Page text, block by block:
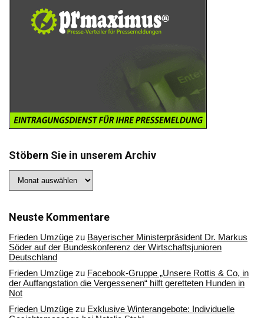
Stöbern Sie in unserem Archiv
Sie
Archiv
Neuste Kommentare
Frieden Umzüge zu Bayerischer Ministerpräsident Dr. Markus
Söder auf der Bundeskonferenz der Wirtschaftsjunioren
Deutschland
Frieden Umzüge zu Facebook-Gruppe „Unsere Rottis & Co, in
der Auffangstation die Vergessenen“ hilft geretteten Hunden in
Not
Frieden Umzüge zu Exklusive Winterangebote: Individuelle